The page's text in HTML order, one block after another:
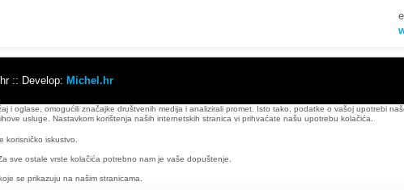
:: Develop: Michel.hr
i oglase, omogućili značajke društvenih medija i analizirali promet. Isto tako, podatke o vašoj upotrebi
usluge. Nastavkom korištenja naših internetskih stranica vi prihvaćate našu upotrebu kolačića.
korisničko iskustvo.
sve ostale vrste kolačića potrebno nam je vaše dopuštenje.
se prikazuju na našim stranicama.